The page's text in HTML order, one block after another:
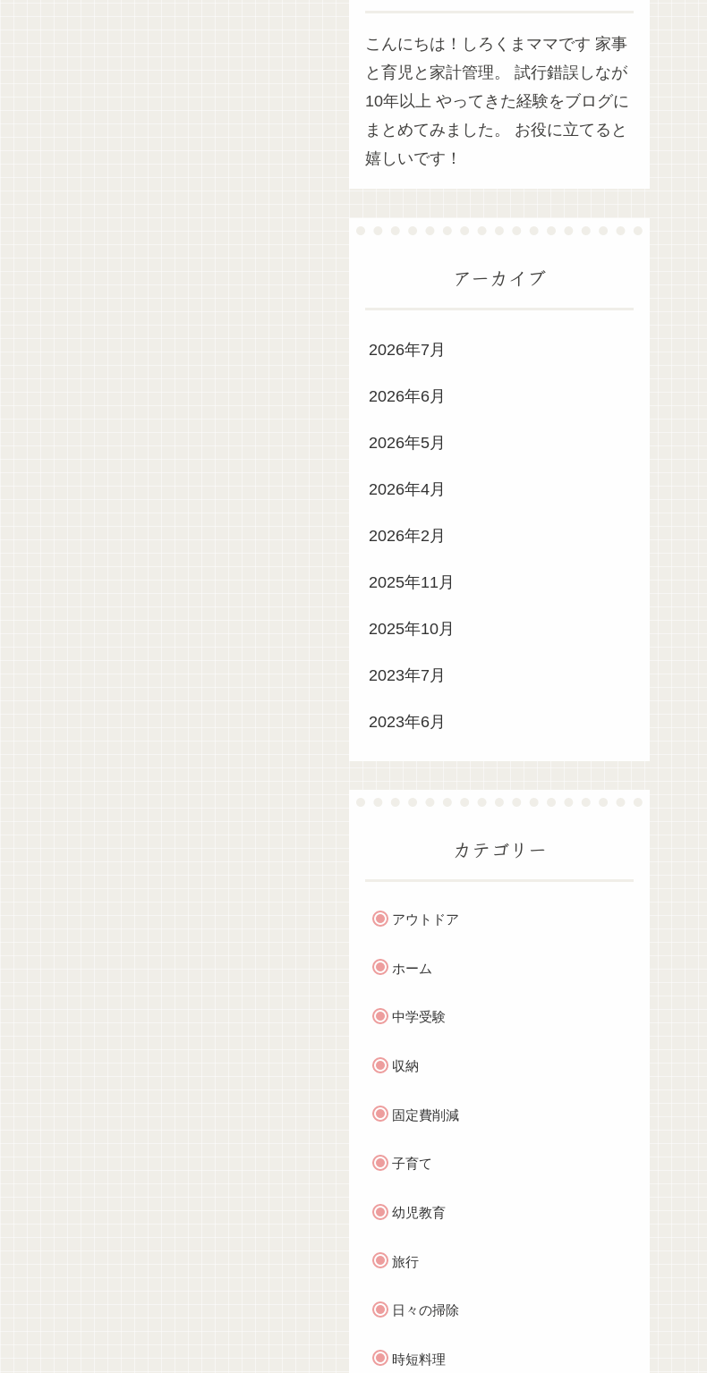
こんにちは！しろくまママです 家事
と育児と家計管理。 試行錯誤しなが
10年以上 やってきた経験をブログに
まとめてみました。 お役に立てると
嬉しいです！
アーカイブ
2026年7月
2026年6月
2026年5月
2026年4月
2026年2月
2025年11月
2025年10月
2023年7月
2023年6月
カテゴリー
アウトドア
ホーム
中学受験
収納
固定費削減
子育て
幼児教育
旅行
日々の掃除
時短料理